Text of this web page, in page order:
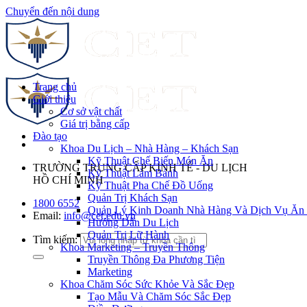
Chuyển đến nội dung
TRƯỜNG TRUNG CẤP KINH TẾ - DU LỊCH
HỒ CHÍ MINH
1800 6552
Email: info@cet.edu.vn
Tìm kiếm:
Trang chủ
Giới thiệu
Cơ sở vật chất
Giá trị bằng cấp
Đào tạo
Khoa Du Lịch – Nhà Hàng – Khách Sạn
Kỹ Thuật Chế Biến Món Ăn
Kỹ Thuật Làm Bánh
Kỹ Thuật Pha Chế Đồ Uống
Quản Trị Khách Sạn
Quản Lý Kinh Doanh Nhà Hàng Và Dịch Vụ Ăn
Hướng Dẫn Du Lịch
Quản Trị Lữ Hành
Khoa Marketing – Truyền Thông
Truyền Thông Đa Phương Tiện
Marketing
Khoa Chăm Sóc Sức Khỏe Và Sắc Đẹp
Tạo Mẫu Và Chăm Sóc Sắc Đẹp